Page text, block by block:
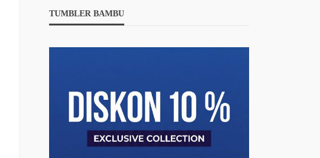
TUMBLER BAMBU